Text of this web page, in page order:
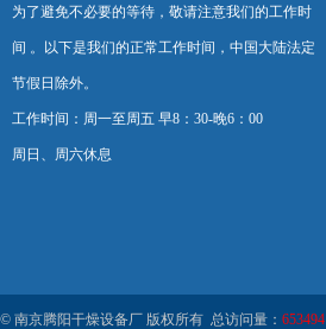
为了避免不必要的等待，敬请注意我们的工作时
间 。以下是我们的正常工作时间，中国大陆法定
节假日除外。
工作时间：周一至周五 早8：30-晚6：00
周日、周六休息
© 南京腾阳干燥设备厂 版权所有 总访问量： 653494